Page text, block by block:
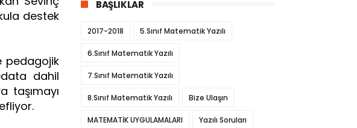
destek
pedagojik
dahil
taşımayı
BAŞLIKLAR
2017-2018 5.Sınıf Matematik Yazılı
6.Sınıf Matematik Yazılı
7.Sınıf Matematik Yazılı
8.Sınıf Matematik Yazılı Bize Ulaşın
MATEMATİK UYGULAMALARI Yazılı Soruları